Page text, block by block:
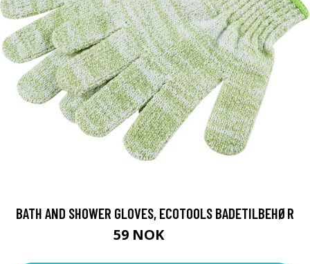
BATH AND SHOWER GLOVES, ECOTOOLS BADETILBEHØR
59 NOK